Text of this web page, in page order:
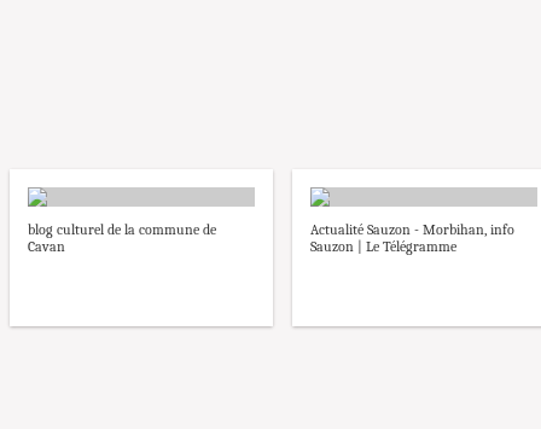
blog culturel de la commune de
Cavan
Actualité Sauzon - Morbihan, info
Sauzon | Le Télégramme